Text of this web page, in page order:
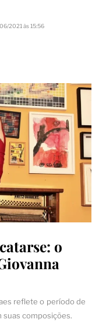
2021 às 15:56
o
reflete o período de
composições.